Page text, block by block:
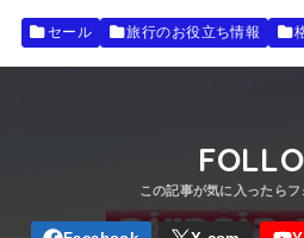
セール 旅行のお役立ち情報